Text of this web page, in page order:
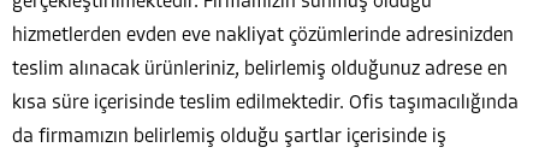
hizmetlerden evden eve nakliyat çözümlerinde adresinizden
teslim alınacak ürünleriniz, belirlemiş olduğunuz adrese en
kısa süre içerisinde teslim edilmektedir. Ofis taşımacılığında
da firmamızın belirlemiş olduğu şartlar içerisinde iş